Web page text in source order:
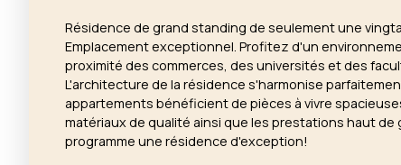
Résidence de grand standing de seulement une
Emplacement exceptionnel. Profitez d'un
proximité des commerces, des universités et des
L'architecture de la résidence s'harmonise
appartements bénéficient de pièces à vivre
matériaux de qualité ainsi que les prestations haut de
programme une résidence d'exception!